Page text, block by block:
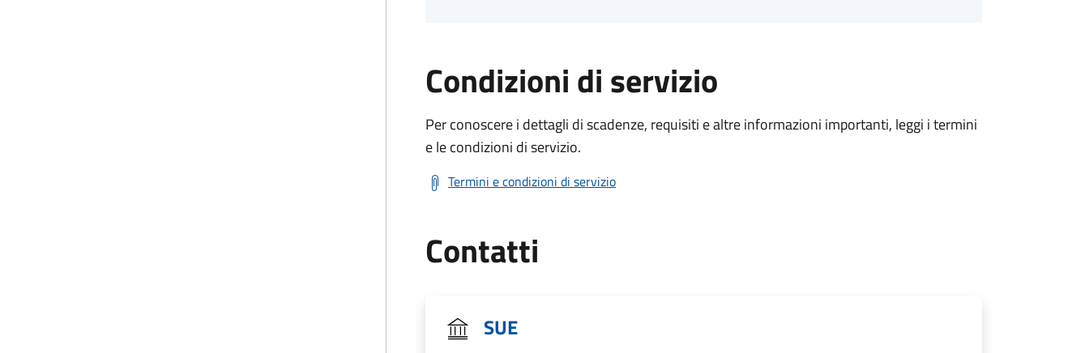
Condizioni di servizio
Per conoscere i dettagli di scadenze, requisiti e altre informazioni importanti, leggi i termini
e le condizioni di servizio.
Termini e condizioni di servizio
Contatti
SUE